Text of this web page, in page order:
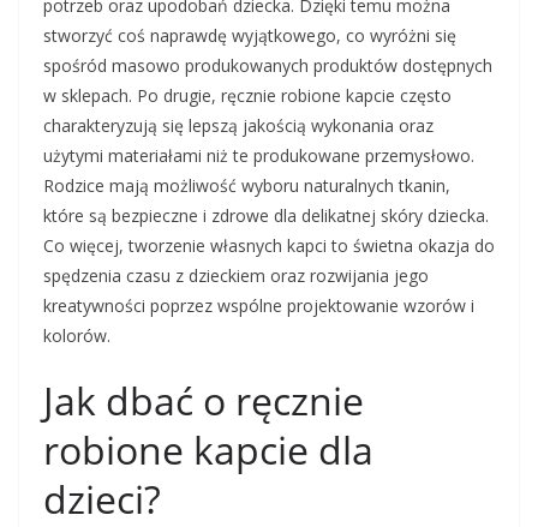
potrzeb oraz upodobań dziecka. Dzięki temu można
stworzyć coś naprawdę wyjątkowego, co wyróżni się
spośród masowo produkowanych produktów dostępnych
w sklepach. Po drugie, ręcznie robione kapcie często
charakteryzują się lepszą jakością wykonania oraz
użytymi materiałami niż te produkowane przemysłowo.
Rodzice mają możliwość wyboru naturalnych tkanin,
które są bezpieczne i zdrowe dla delikatnej skóry dziecka.
Co więcej, tworzenie własnych kapci to świetna okazja do
spędzenia czasu z dzieckiem oraz rozwijania jego
kreatywności poprzez wspólne projektowanie wzorów i
kolorów.
Jak dbać o ręcznie
robione kapcie dla
dzieci?